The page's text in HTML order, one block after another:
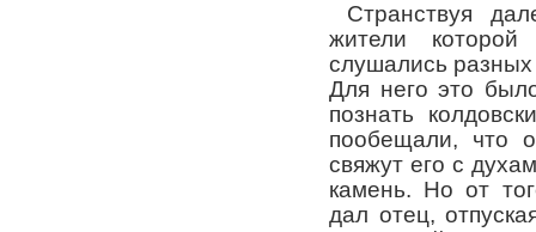
Странствуя
жители
слушались разных
Для него это
познать
пообещали, что
свяжут его с
камень. Но от
дал отец,